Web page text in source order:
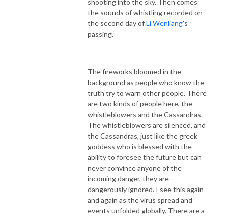
shooting into the sky. Then comes
the sounds of whistling recorded on
the second day ofLi Wenliang's
passing.
The fireworks bloomed in the
background as people who know the
truth try to warn other people. There
are two kinds of people here, the
whistleblowers and the Cassandras.
The whistleblowers are silenced, and
the Cassandras, just like the greek
goddess who is blessed with the
ability to foresee the future but can
never convince anyone of the
incoming danger, they are
dangerously ignored. I see this again
and again as the virus spread and
events unfolded globally. There are a